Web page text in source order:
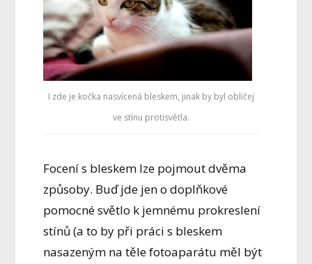
I zde je kočka nasvícená bleskem, jinak by byl obličej
ve stínu protisvětla.
Focení s bleskem lze pojmout dvěma
způsoby. Buď jde jen o doplňkové
pomocné světlo k jemnému prokreslení
stínů (a to by při práci s bleskem
nasazeným na těle fotoaparátu měl být